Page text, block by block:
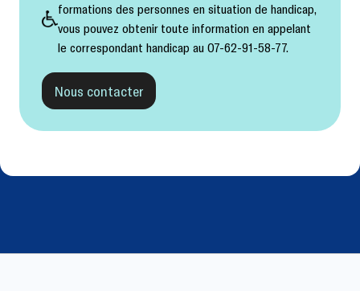
formations des personnes en situation de handicap,
vous pouvez obtenir toute information en appelant
le correspondant handicap au 07-62-91-58-77.
Nous contacter